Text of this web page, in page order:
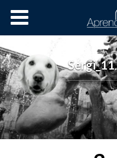
Cursos OnLine
Sergi_11,